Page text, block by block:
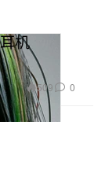
机
509 0